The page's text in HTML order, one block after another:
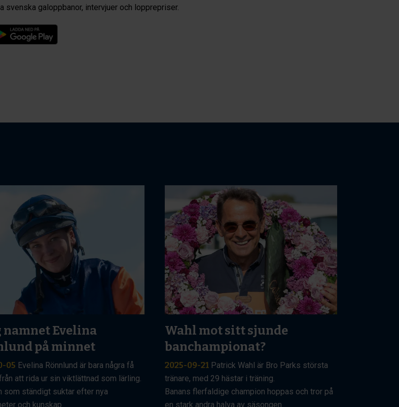
svenska galoppbanor, intervjuer och lopprepriser.
namnet Evelina
på minnet
05 Evelina Rönnlund är bara några få
att rida ur sin viktlättnad som lärling.
som ständigt suktar efter nya
och kunskap.
Wahl mot sitt sjunde
banchampionat?
2025-09-21 Patrick Wahl är Bro Parks största
tränare, med 29 hästar i träning.
Banans flerfaldige champion hoppas och tror på
en stark andra halva av säsongen.